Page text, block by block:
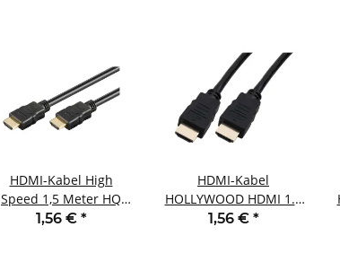
HDMI-Kabel High
Speed 1,5 Meter HQ
vergoldet
1,56 € *
HDMI-Kabel
HOLLYWOOD HDMI 1.4
vergoldete Kontakte
1,56 € *